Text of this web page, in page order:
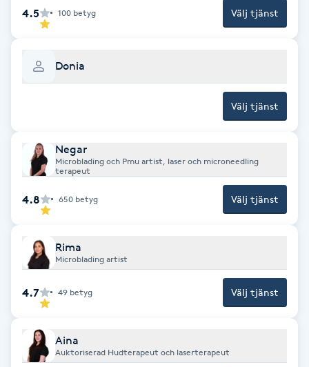
Headspa
Healing
Hollywood Peel
Hot Stone Massage
Hot yoga
Hudföryngring
Huduppstramning
4.5 100 betyg Välj tjänst
Donia
Välj tjänst
Negar
Microblading och Pmu artist, laser och microneedling
terapeut
4.8 650 betyg Välj tjänst
Rima
Microblading artist
4.7 49 betyg Välj tjänst
Aina
Auktoriserad Hudterapeut och laserterapeut